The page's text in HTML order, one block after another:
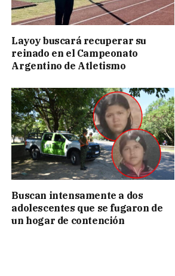
Layoy buscará recuperar su
reinado en el Campeonato
Argentino de Atletismo
Buscan intensamente a dos
adolescentes que se fugaron de
un hogar de contención